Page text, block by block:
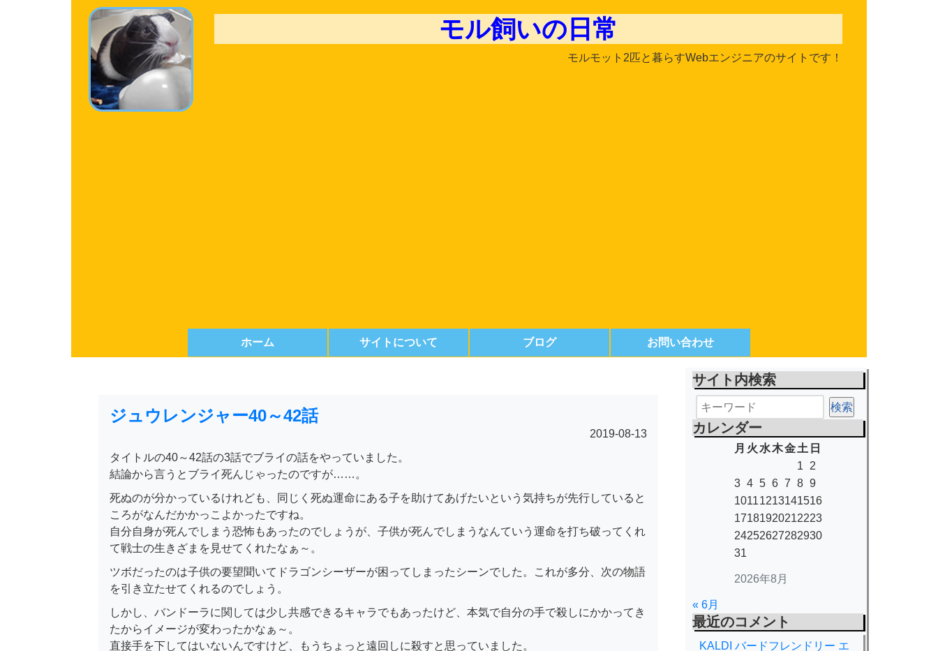
モル飼いの日常
モルモット2匹と暮らすWebエンジニアのサイトです！
ホーム サイトについて ブログ お問い合わせ
ジュウレンジャー40～42話
2019-08-13
タイトルの40～42話の3話でブライの話をやっていました。
結論から言うとブライ死んじゃったのですが……。
死ぬのが分かっているけれども、同じく死ぬ運命にある子を助けてあげたいという気持ちが先行していると
ころがなんだかかっこよかったですね。
自分自身が死んでしまう恐怖もあったのでしょうが、子供が死んでしまうなんていう運命を打ち破ってくれ
て戦士の生きざまを見せてくれたなぁ～。
ツボだったのは子供の要望聞いてドラゴンシーザーが困ってしまったシーンでした。これが多分、次の物語
を引き立たせてくれるのでしょう。
しかし、バンドーラに関しては少し共感できるキャラでもあったけど、本気で自分の手で殺しにかかってき
たからイメージが変わったかなぁ～。
直接手を下してはいないんですけど、もうちょっと遠回しに殺すと思っていました。
サイト内検索
カレンダー
2026年8月
月 火 水木金 土 日
1
2
3 4 5 6 7 8 9
10111213141516
17181920212223
24252627282930
31
« 6月
最近のコメント
KALDI バードフレンドリー エ